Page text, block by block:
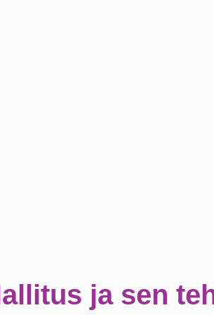
ja sen